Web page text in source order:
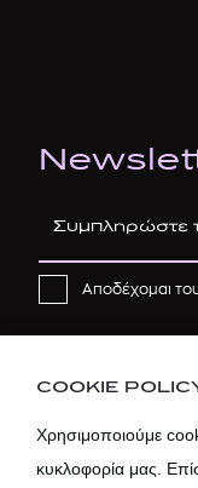
Αποδέχομαι
COOKIE
Χρησιμοποιούμε
κυκλοφορία μας.